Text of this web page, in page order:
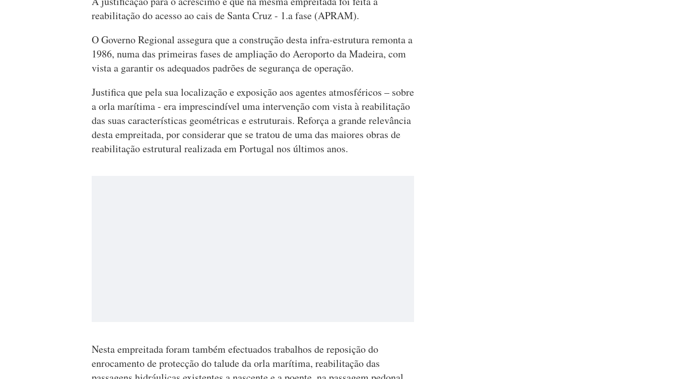
reabilitação do acesso ao cais de Santa Cruz - 1.a fase (APRAM).
O Governo Regional assegura que a construção desta infra-estrutura remonta a
1986, numa das primeiras fases de ampliação do Aeroporto da Madeira, com
vista a garantir os adequados padrões de segurança de operação.
Justifica que pela sua localização e exposição aos agentes atmosféricos – sobre
a orla marítima - era imprescindível uma intervenção com vista à reabilitação
das suas características geométricas e estruturais. Reforça a grande relevância
desta empreitada, por considerar que se tratou de uma das maiores obras de
reabilitação estrutural realizada em Portugal nos últimos anos.
Nesta empreitada foram também efectuados trabalhos de reposição do
enrocamento de protecção do talude da orla marítima, reabilitação das